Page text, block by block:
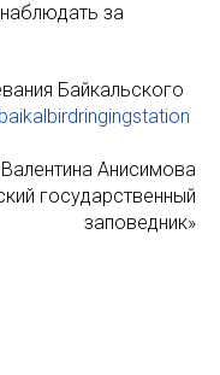
за
Байкальского
Валентина Анисимова
государственный
заповедник»